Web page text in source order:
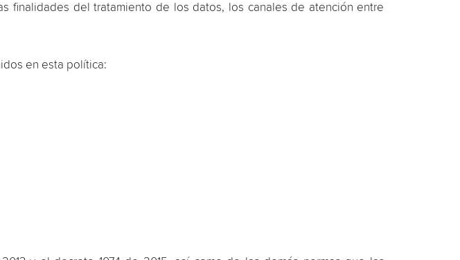
finalidades del tratamiento de los datos, los canales de atención entre
en esta política: